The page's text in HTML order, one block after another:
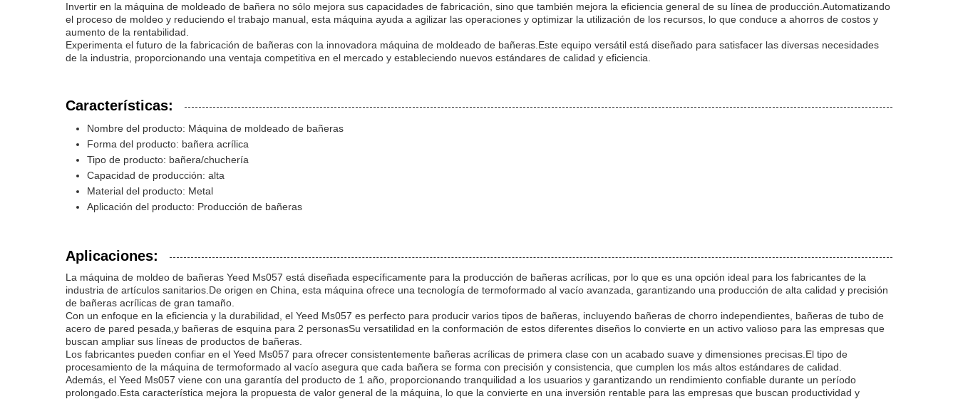
Invertir en la máquina de moldeado de bañera no sólo mejora sus capacidades de fabricación, sino que también mejora la eficiencia general de su línea de producción.Automatizando
el proceso de moldeo y reduciendo el trabajo manual, esta máquina ayuda a agilizar las operaciones y optimizar la utilización de los recursos, lo que conduce a ahorros de costos y
aumento de la rentabilidad.
Experimenta el futuro de la fabricación de bañeras con la innovadora máquina de moldeado de bañeras.Este equipo versátil está diseñado para satisfacer las diversas necesidades
de la industria, proporcionando una ventaja competitiva en el mercado y estableciendo nuevos estándares de calidad y eficiencia.
Características:
Nombre del producto: Máquina de moldeado de bañeras
Forma del producto: bañera acrílica
Tipo de producto: bañera/chuchería
Capacidad de producción: alta
Material del producto: Metal
Aplicación del producto: Producción de bañeras
Aplicaciones:
La máquina de moldeo de bañeras Yeed Ms057 está diseñada específicamente para la producción de bañeras acrílicas, por lo que es una opción ideal para los fabricantes de la
industria de artículos sanitarios.De origen en China, esta máquina ofrece una tecnología de termoformado al vacío avanzada, garantizando una producción de alta calidad y precisión
de bañeras acrílicas de gran tamaño.
Con un enfoque en la eficiencia y la durabilidad, el Yeed Ms057 es perfecto para producir varios tipos de bañeras, incluyendo bañeras de chorro independientes, bañeras de tubo de
acero de pared pesada,y bañeras de esquina para 2 personasSu versatilidad en la conformación de estos diferentes diseños lo convierte en un activo valioso para las empresas que
buscan ampliar sus líneas de productos de bañeras.
Los fabricantes pueden confiar en el Yeed Ms057 para ofrecer consistentemente bañeras acrílicas de primera clase con un acabado suave y dimensiones precisas.El tipo de
procesamiento de la máquina de termoformado al vacío asegura que cada bañera se forma con precisión y consistencia, que cumplen los más altos estándares de calidad.
Además, el Yeed Ms057 viene con una garantía del producto de 1 año, proporcionando tranquilidad a los usuarios y garantizando un rendimiento confiable durante un período
prolongado.Esta característica mejora la propuesta de valor general de la máquina, lo que la convierte en una inversión rentable para las empresas que buscan productividad y